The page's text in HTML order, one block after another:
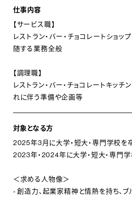
ドでありながら、「ブルガリ 東京・
模でアットホームなチームです。新
マネージャーまで、お互いの顔と
ジションを超えて意見を交換するこ
仕事内容
【サービス職】
レストラン・バー・チョコレートショッ
随する業務全般
【調理職】
レストラン・バー・チョコレートキッチ
れに伴う準備や企画等
対象となる方
2025年3月に大学・短大・専門学校を
2023年・2024年に大学・短大・専門
＜求める人物像＞
- 創造力、起業家精神と情熱を持ち、